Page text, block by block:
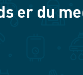
er du